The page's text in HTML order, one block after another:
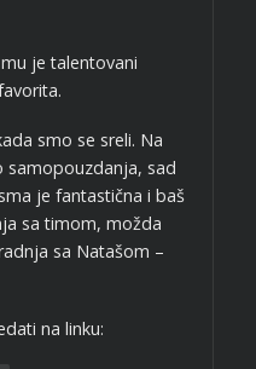
je talentovani
smo se sreli. Na
sad
je fantastična i baš
sa timom, možda
sa Natašom –
na linku: